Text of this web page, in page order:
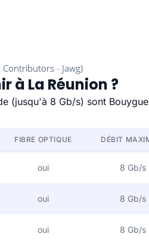
à La Réunion ?
(jusqu'à 8 Gb/s) sont
FIBRE OPTIQUE DÉBIT
oui 8 Gb/s
oui 8 Gb/s
oui 8 Gb/s